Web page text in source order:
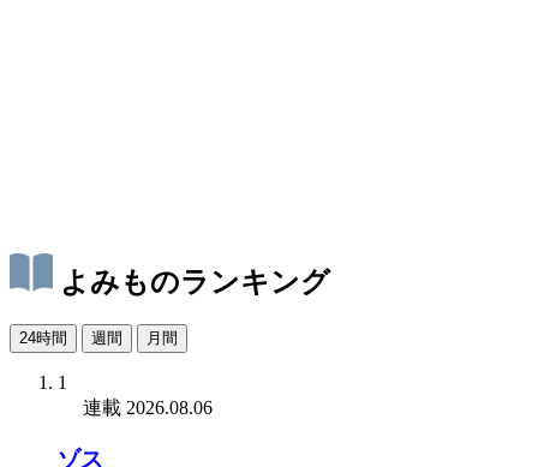
よみものランキング
24時間 週間 月間
1
連載 2026.08.06
ゾス